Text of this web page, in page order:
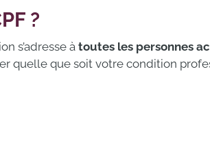
?
s’adresse à toutes les personnes
quelle que soit votre condition